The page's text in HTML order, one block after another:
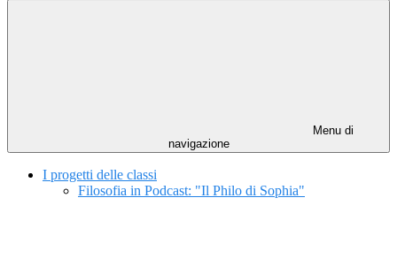
Menu di
navigazione
I progetti delle classi
Filosofia in Podcast: "Il Philo di Sophia"